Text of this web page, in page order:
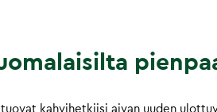
kahvihetkiisi aivan uuden